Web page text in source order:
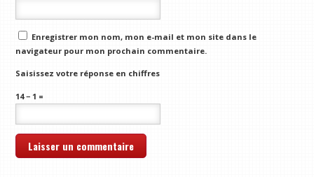
Enregistrer mon nom, mon e-mail et mon site dans le
navigateur pour mon prochain commentaire.
Saisissez votre réponse en chiffres
14 − 1 =